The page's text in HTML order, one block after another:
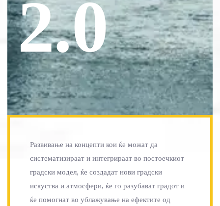
2.0
Развивање на концепти кои ќе можат да
систематизираат и интегрираат во постоечкиот
градски модел, ќе создадат нови градски
искуства и атмосфери, ќе го разубават градот и
ќе помогнат во ублажување на ефектите од